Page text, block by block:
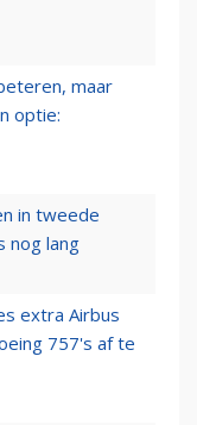
maar
optie:
in tweede
nog lang
extra Airbus
757's af te